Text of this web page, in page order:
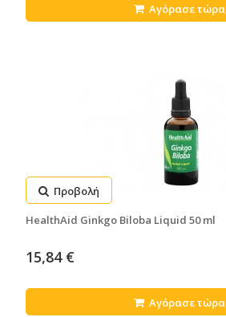
Αγόρασε τώρα
Προβολή
HealthAid Ginkgo Biloba Liquid 50 ml
15,84 €
Αγόρασε τώρα